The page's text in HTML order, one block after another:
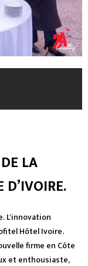
LA
D’IVOIRE.
L'innovation
Hôtel Ivoire.
firme en Côte
et enthousiaste,